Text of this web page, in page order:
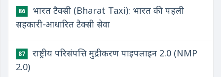
86
भारत टैक्सी (Bharat Taxi): भारत की पहली
सहकारी-आधारित टैक्सी सेवा
87
राष्ट्रीय परिसंपत्ति मुद्रीकरण पाइपलाइन 2.0 (NMP
2.0)